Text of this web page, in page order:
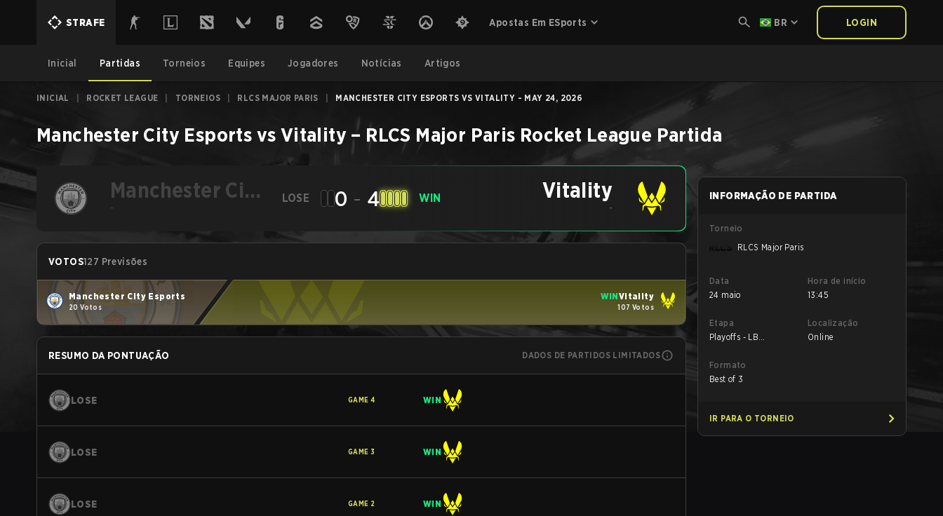
STRAFE Apostas Em ESports BR LOGIN
Inicial Partidas Torneios Equipes Jogadores Notícias Artigos
INICIAL ROCKET LEAGUE TORNEIOS RLCS MAJOR PARIS MANCHESTER CITY ESPORTS VS VITALITY - MAY 24, 2026
Manchester City Esports vs Vitality – RLCS Major Paris Rocket League Partida
Manchester City
Esports
-
LOSE 0 - 4 WIN Vitality
-
VOTOS127 Previsões
Manchester City Esports
20 Votos
WINVitality
107 Votos
RESUMO DA PONTUAÇÃO DADOS DE PARTIDOS LIMITADOS
LOSE GAME 4 WIN
LOSE GAME 3 WIN
LOSE GAME 2 WIN
INFORMAÇÃO DE PARTIDA
Torneio
RLCS Major Paris
Data
24 maio
Hora de início
13:45
Etapa
Playoffs - LB
Localização
Online
Formato
Best of 3
IR PARA O TORNEIO